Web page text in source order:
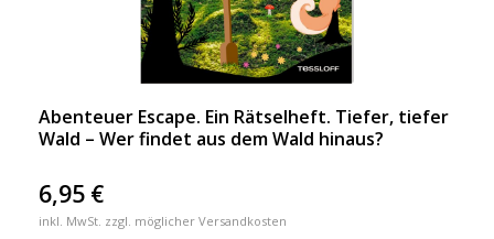
Abenteuer Escape. Ein Rätselheft. Tiefer, tiefer
Wald – Wer findet aus dem Wald hinaus?
6,95 €
inkl. MwSt. zzgl. möglicher Versandkosten